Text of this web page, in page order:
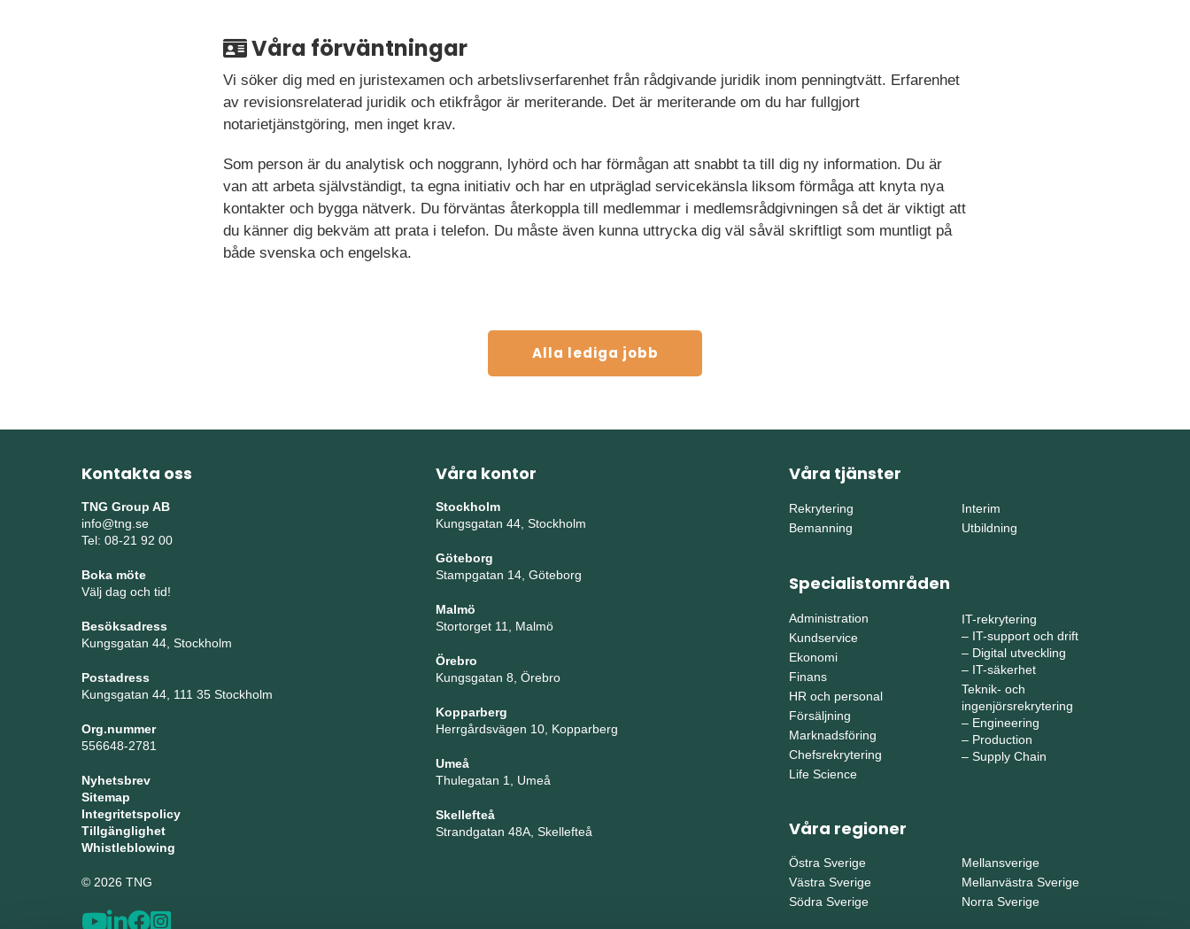
Våra förväntningar
Vi söker dig med en juristexamen och arbetslivserfarenhet från rådgivande juridik inom penningtvätt. Erfarenhet
av revisionsrelaterad juridik och etikfrågor är meriterande. Det är meriterande om du har fullgjort
notarietjänstgöring, men inget krav.
Som person är du analytisk och noggrann, lyhörd och har förmågan att snabbt ta till dig ny information. Du är
van att arbeta självständigt, ta egna initiativ och har en utpräglad servicekänsla liksom förmåga att knyta nya
kontakter och bygga nätverk. Du förväntas återkoppla till medlemmar i medlemsrådgivningen så det är viktigt att
du känner dig bekväm att prata i telefon. Du måste även kunna uttrycka dig väl såväl skriftligt som muntligt på
både svenska och engelska.
Alla lediga jobb
Kontakta oss
TNG Group AB
info@tng.se
Tel: 08-21 92 00
Boka möte
Välj dag och tid!
Besöksadress
Kungsgatan 44, Stockholm
Postadress
Kungsgatan 44, 111 35 Stockholm
Org.nummer
556648-2781
Nyhetsbrev
Sitemap
Integritetspolicy
Tillgänglighet
Whistleblowing
© 2026 TNG
Våra kontor
Stockholm
Kungsgatan 44, Stockholm
Göteborg
Stampgatan 14, Göteborg
Malmö
Stortorget 11, Malmö
Örebro
Kungsgatan 8, Örebro
Kopparberg
Herrgårdsvägen 10, Kopparberg
Umeå
Thulegatan 1, Umeå
Skellefteå
Strandgatan 48A, Skellefteå
Våra tjänster
Rekrytering
Bemanning
Interim
Utbildning
Specialistområden
Administration
Kundservice
Ekonomi
Finans
HR och personal
Försäljning
Marknadsföring
Chefsrekrytering
Life Science
IT-rekrytering
– IT-support och drift
– Digital utveckling
– IT-säkerhet
Teknik- och
ingenjörsrekrytering
– Engineering
– Production
– Supply Chain
Våra regioner
Östra Sverige
Västra Sverige
Södra Sverige
Mellansverige
Mellanvästra Sverige
Norra Sverige